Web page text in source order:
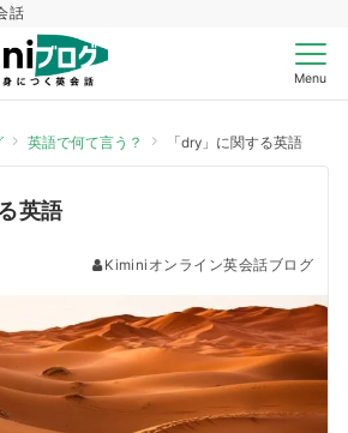
話
Menu
英語で何て言う？ 「dry」に関する英語
英語
Kiminiオンライン英会話ブログ